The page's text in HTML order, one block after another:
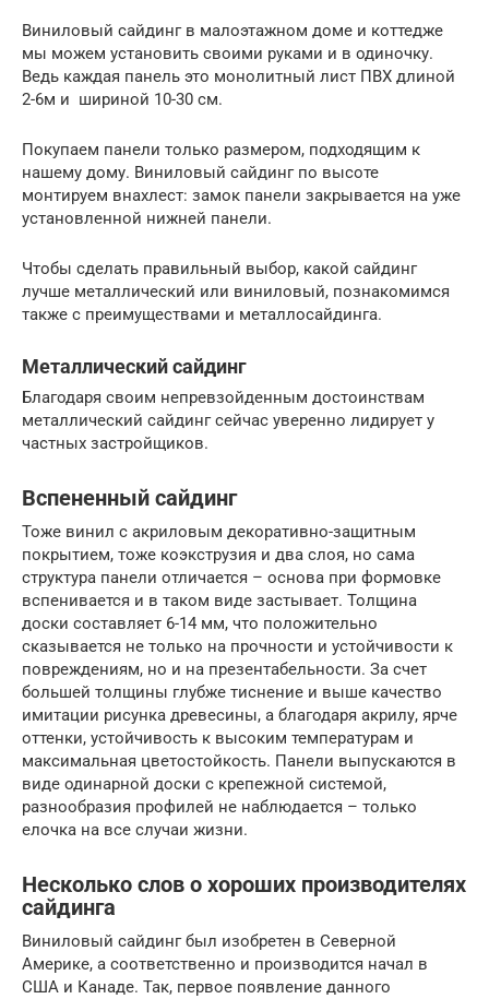
Виниловый сайдинг в малоэтажном доме и коттедже
мы можем установить своими руками и в одиночку.
Ведь каждая панель это монолитный лист ПВХ длиной
2-6м и шириной 10-30 см.
Покупаем панели только размером, подходящим к
нашему дому. Виниловый сайдинг по высоте
монтируем внахлест: замок панели закрывается на уже
установленной нижней панели.
Чтобы сделать правильный выбор, какой сайдинг
лучше металлический или виниловый, познакомимся
также с преимуществами и металлосайдинга.
Металлический сайдинг
Благодаря своим непревзойденным достоинствам
металлический сайдинг сейчас уверенно лидирует у
частных застройщиков.
Вспененный сайдинг
Тоже винил с акриловым декоративно-защитным
покрытием, тоже коэкструзия и два слоя, но сама
структура панели отличается – основа при формовке
вспенивается и в таком виде застывает. Толщина
доски составляет 6-14 мм, что положительно
сказывается не только на прочности и устойчивости к
повреждениям, но и на презентабельности. За счет
большей толщины глубже тиснение и выше качество
имитации рисунка древесины, а благодаря акрилу, ярче
оттенки, устойчивость к высоким температурам и
максимальная цветостойкость. Панели выпускаются в
виде одинарной доски с крепежной системой,
разнообразия профилей не наблюдается – только
елочка на все случаи жизни.
Несколько слов о хороших производителях
сайдинга
Виниловый сайдинг был изобретен в Северной
Америке, а соответственно и производится начал в
США и Канаде. Так, первое появление данного